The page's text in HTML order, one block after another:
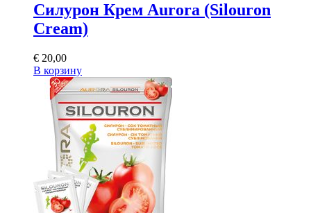
Силурон Крем Aurora (Silouron
Cream)
€ 20,00
В корзину